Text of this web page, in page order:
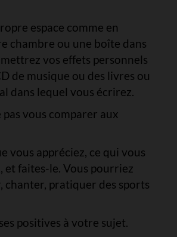
espace comme en
chambre ou une boîte dans
vos effets personnels
de musique ou des livres ou
dans lequel vous écrirez.
pas vous comparer aux
vous appréciez, ce qui vous
et faites-le. Vous pourriez
chanter, pratiquer des sports
positives à votre sujet.